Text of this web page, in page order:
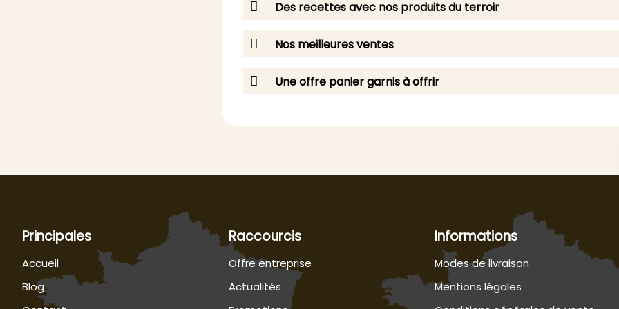
Des recettes avec nos produits du terroir
Nos meilleures ventes
Une offre panier garnis à offrir
Principales
Accueil
Blog
Raccourcis
Offre entreprise
Actualités
Informations
Modes de livraison
Mentions légales